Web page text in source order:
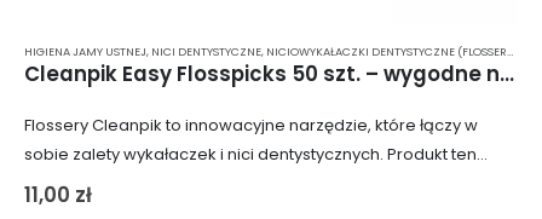
HIGIENA JAMY USTNEJ, NICI DENTYSTYCZNE, NICIOWYKAŁACZKI DENTYSTYCZNE (FLOSSERY STOMATOLOGICZNE)
Cleanpik Easy Flosspicks 50 szt. – wygodne niciowykałaczki (flossery) z ergonomicznym uchwytem
Flossery Cleanpik to innowacyjne narzędzie, które łączy w
sobie zalety wykałaczek i nici dentystycznych. Produkt ten
skutecznie usuwa osad i resztki jedzenia z powierzchni
międzyzębowych, nie podrażniając przy tym dziąseł….
11,00 zł